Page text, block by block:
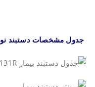
جدول مشخصات دستبند